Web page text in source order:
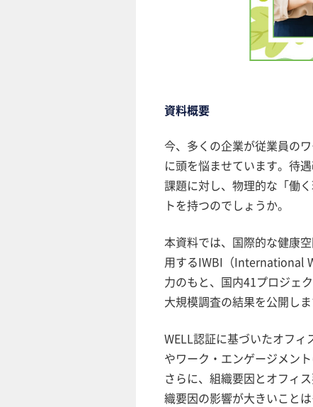
資料概要
今、多くの企業が従業員の
に頭を悩ませています。待
課題に対し、物理的な「働
トを持つのでしょうか。
本資料では、国際的な健康
用するIWBI（International
力のもと、国内41プロジェ
大規模調査の結果を公開しま
WELL認証に基づいたオフ
やワーク・エンゲージメン
さらに、組織要因とオフィ
織要因の影響が大きいこと